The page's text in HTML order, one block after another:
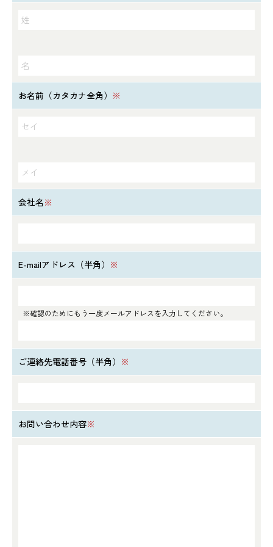
お名前（カタカナ全角） ※
会社名 ※
E-mailアドレス（半角） ※
※確認のためにもう一度メールアドレスを入力してください。
ご連絡先電話番号（半角） ※
お問い合わせ内容※